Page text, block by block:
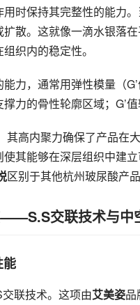
时保持其完整性的能力
散。这就像一滴水银落
织内的稳定性。
力，通常用弹性模量（
力的骨性轮廓区域；G’
其高内聚力确保了产品在
其能够在深层组织中建
区别于其他杭州玻尿酸产
交联技术与中
能
联技术。这项由艾美姿品